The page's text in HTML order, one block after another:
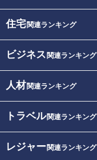
住宅関連ランキング
ビジネス 関連ランキング
人材関連ランキング
トラベル関連ランキング
レジャー関連ランキング